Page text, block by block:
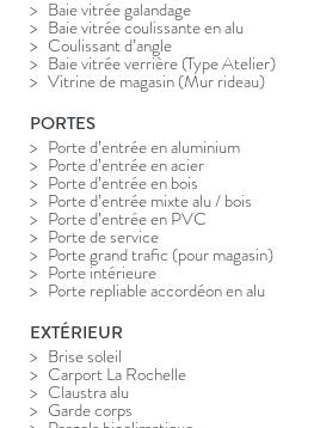
Baie vitrée galandage
Baie vitrée coulissante en alu
Coulissant d’angle
Baie vitrée verrière (Type Atelier)
Vitrine de magasin (Mur rideau)
PORTES
Porte d’entrée en aluminium
Porte d’entrée en acier
Porte d’entrée en bois
Porte d’entrée mixte alu / bois
Porte d’entrée en PVC
Porte de service
Porte grand trafic (pour magasin)
Porte intérieure
Porte repliable accordéon en alu
EXTÉRIEUR
Brise soleil
Carport La Rochelle
Claustra alu
Garde corps